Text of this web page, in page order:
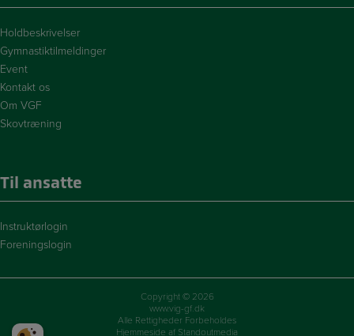
Holdbeskrivelser
Gymnastiktilmeldinger
Event
Kontakt os
Om VGF
Skovtræning
Til ansatte
Instruktørlogin
Foreningslogin
Copyright © 2026
www.vig-gf.dk
Alle Rettigheder Forbeholdes
Hjemmeside af Standoutmedia